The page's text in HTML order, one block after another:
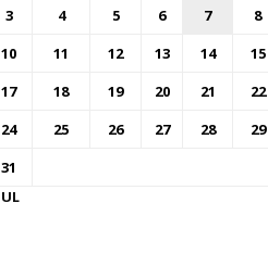
3 4 5 6 7 8
10
11 12 13 14 15
17
18 19 20 21 22
24
25 26 27 28 29
31